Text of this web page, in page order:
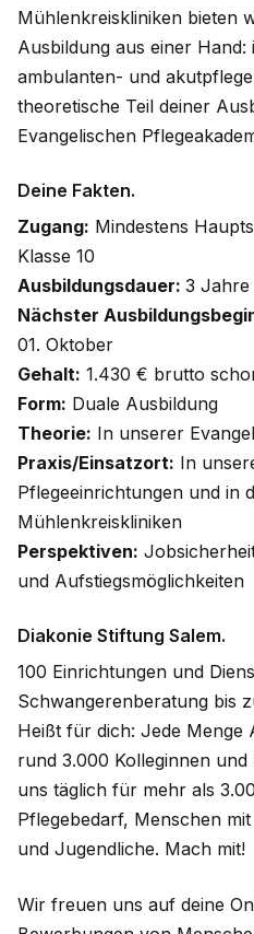
Mühlenkreiskliniken bieten
Ausbildung aus einer Hand:
ambulanten- und
theoretische Teil deiner
Evangelischen
Deine Fakten.
Zugang: Mindestens
Klasse 10
Ausbildungsdauer: 3 Jahre
Nächster
01. Oktober
Gehalt: 1.430 € brutto
Form: Duale Ausbildung
Theorie: In unserer
Praxis/Einsatzort: In
Pflegeeinrichtungen und in
Mühlenkreiskliniken
Perspektiven:
und Aufstiegsmöglichkeiten
Diakonie Stiftung Salem.
100 Einrichtungen und
Schwangerenberatung bis
Heißt für dich: Jede Menge
rund 3.000 Kolleginnen
uns täglich für mehr als
Pflegebedarf, Menschen
und Jugendliche. Mach mit!
Wir freuen uns auf deine